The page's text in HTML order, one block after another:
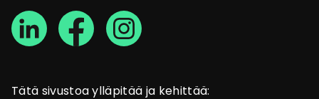
Tätä sivustoa ylläpitää ja kehittää: